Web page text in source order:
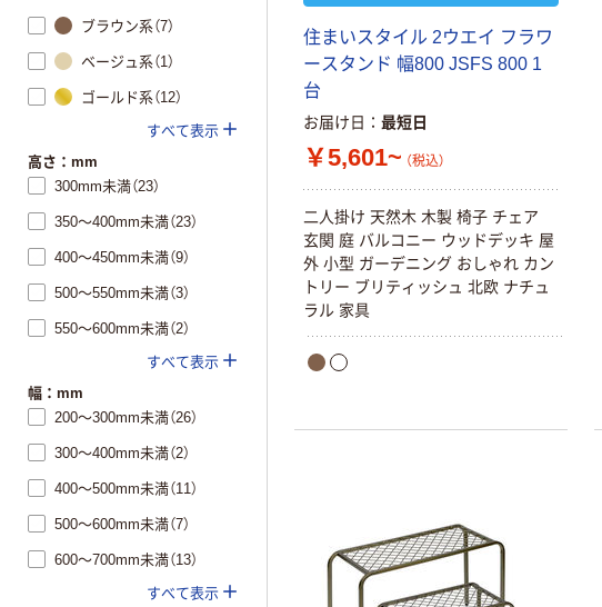
住まいスタイル 2ウエイ フラワ
ースタンド 幅800 JSFS 800 1
台
お届け日 最短日
￥5,601~ （税込）
二人掛け 天然木 木製 椅子 チェア
玄関 庭 バルコニー ウッドデッキ 屋
外 小型 ガーデニング おしゃれ カン
トリー ブリティッシュ 北欧 ナチュ
ラル 家具
ブラウン系（7）
ベージュ系（1）
ゴールド系（12）
すべて表示
高さ：mm
300mm未満（23）
350～400mm未満（23）
400～450mm未満（9）
500～550mm未満（3）
550～600mm未満（2）
すべて表示
幅：mm
200～300mm未満（26）
300～400mm未満（2）
400～500mm未満（11）
500～600mm未満（7）
600～700mm未満（13）
すべて表示